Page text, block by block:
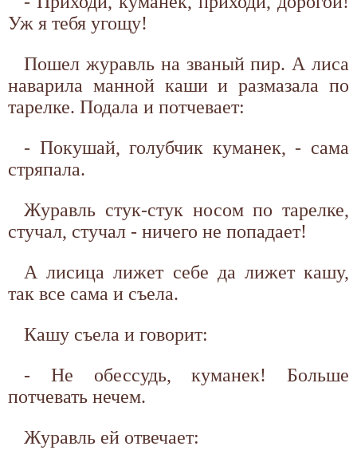
Уж я тебя угощу!
Пошел журавль на званый пир. А лиса
наварила манной каши и размазала по
тарелке. Подала и потчевает:
- Покушай, голубчик куманек, - сама
стряпала.
Журавль стук-стук носом по тарелке,
стучал, стучал - ничего не попадает!
А лисица лижет себе да лижет кашу,
так все сама и съела.
Кашу съела и говорит:
- Не обессудь, куманек! Больше
потчевать нечем.
Журавль ей отвечает: